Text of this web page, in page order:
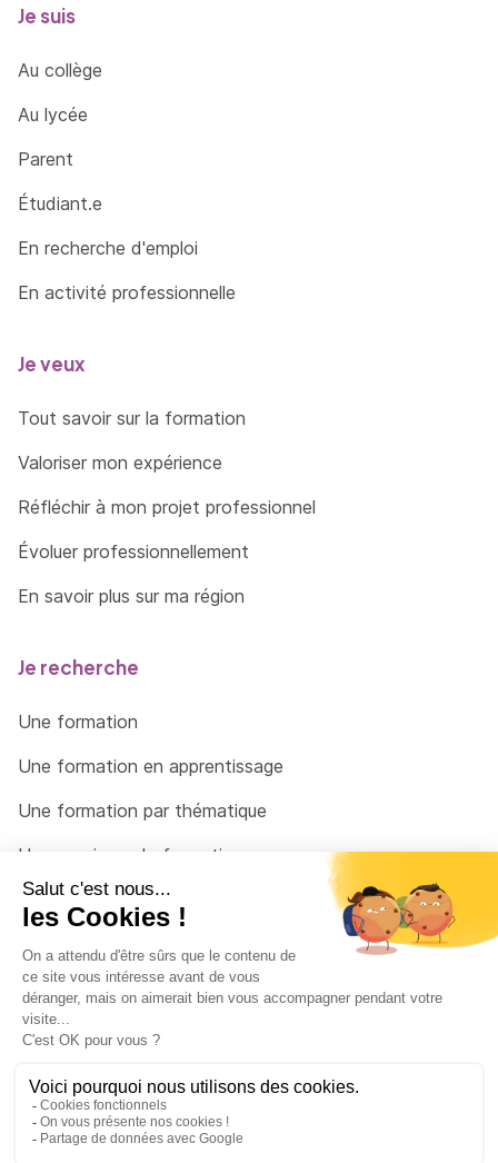
Je suis
Au collège
Au lycée
Parent
Étudiant.e
En recherche d'emploi
En activité professionnelle
Je veux
Tout savoir sur la formation
Valoriser mon expérience
Réfléchir à mon projet professionnel
Évoluer professionnellement
En savoir plus sur ma région
Je recherche
Une formation
Une formation en apprentissage
Une formation par thématique
Un organisme de formation
Un conseiller
© 2026 - Côté Formations - par Via Compétences
Menu Pied de page
Mentions Légales